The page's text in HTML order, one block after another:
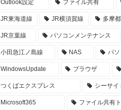
Outlook設定 ファイル共有
JR東海道線 JR横須賀線 多摩
JR京葉線 パソコンメンテナンス
小田急江ノ島線 NAS パ
WindowsUpdate ブラウザ
つくばエクスプレス シーサイ
Microsoft365 ファイル共有